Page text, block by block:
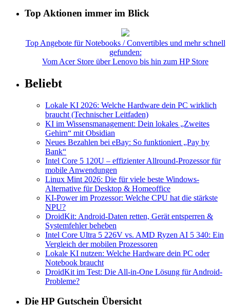
Top Aktionen immer im Blick
Top Angebote für Notebooks / Convertibles und mehr schnell
gefunden:
Vom Acer Store über Lenovo bis hin zum HP Store
Beliebt
Lokale KI 2026: Welche Hardware dein PC wirklich
braucht (Technischer Leitfaden)
KI im Wissensmanagement: Dein lokales „Zweites
Gehirn“ mit Obsidian
Neues Bezahlen bei eBay: So funktioniert „Pay by
Bank“
Intel Core 5 120U – effizienter Allround-Prozessor für
mobile Anwendungen
Linux Mint 2026: Die für viele beste Windows-
Alternative für Desktop & Homeoffice
KI-Power im Prozessor: Welche CPU hat die stärkste
NPU?
DroidKit: Android-Daten retten, Gerät entsperren &
Systemfehler beheben
Intel Core Ultra 5 226V vs. AMD Ryzen AI 5 340: Ein
Vergleich der mobilen Prozessoren
Lokale KI nutzen: Welche Hardware dein PC oder
Notebook braucht
DroidKit im Test: Die All-in-One Lösung für Android-
Probleme?
Die HP Gutschein Übersicht